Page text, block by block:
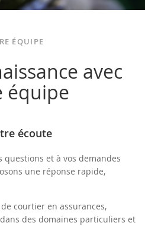
ÉQUIPE
avec
équipe
écoute
questions et à vos demandes
une réponse rapide,
courtier en assurances,
des domaines particuliers et